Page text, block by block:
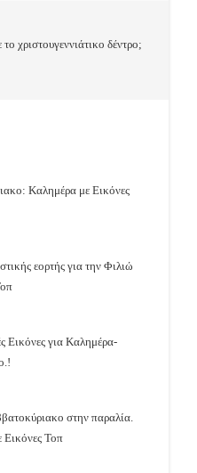
χριστουγεννιάτικο δέντρο;
Καλημέρα με Εικόνες
εορτής για την Φιλιώ
Εικόνες για Καλημέρα-
στην παραλία.
Εικόνες Τοπ